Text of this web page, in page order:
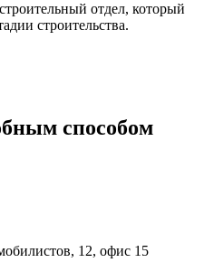
отдел, который
строительства.
способом
12, офис 15